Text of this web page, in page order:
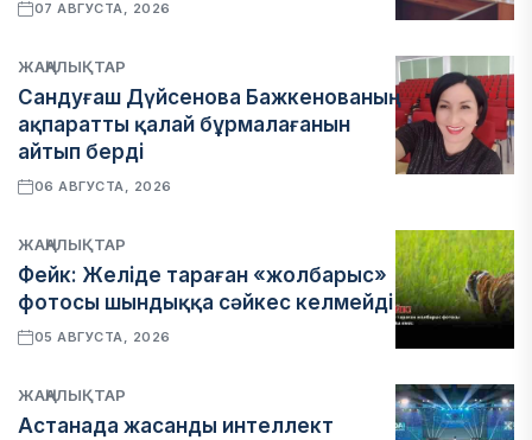
07 АВГУСТА, 2026
ЖАҢАЛЫҚТАР
Сандуғаш Дүйсенова Бажкенованың
ақпаратты қалай бұрмалағанын
айтып берді
06 АВГУСТА, 2026
ЖАҢАЛЫҚТАР
Фейк: Желіде тараған «жолбарыс»
фотосы шындыққа сәйкес келмейді
05 АВГУСТА, 2026
ЖАҢАЛЫҚТАР
Астанада жасанды интеллект